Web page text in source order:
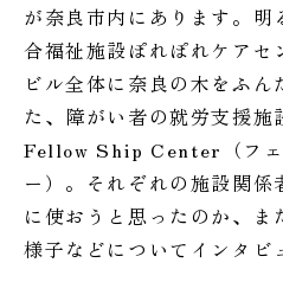
が奈良市内にあります。明
合福祉施設ぽれぽれケアセ
ビル全体に奈良の木をふ
た、障がい者の就労支援
Fellow Ship Center（フェ
ー）。それぞれの施設関
に使おうと思ったのか、ま
様子などについてインタビ